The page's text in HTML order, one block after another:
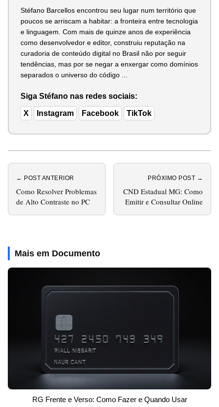
Stéfano Barcellos encontrou seu lugar num território que
poucos se arriscam a habitar: a fronteira entre tecnologia
e linguagem. Com mais de quinze anos de experiência
como desenvolvedor e editor, construiu reputação na
curadoria de conteúdo digital no Brasil não por seguir
tendências, mas por se negar a enxergar como domínios
separados o universo do código ...
Siga Stéfano nas redes sociais:
X Instagram Facebook TikTok
← POST ANTERIOR
Como Resolver Problemas
de Alto Contraste no PC
PRÓXIMO POST →
CND Estadual MG: Como
Emitir e Consultar Online
Mais em Documento
RG Frente e Verso: Como Fazer e Quando Usar